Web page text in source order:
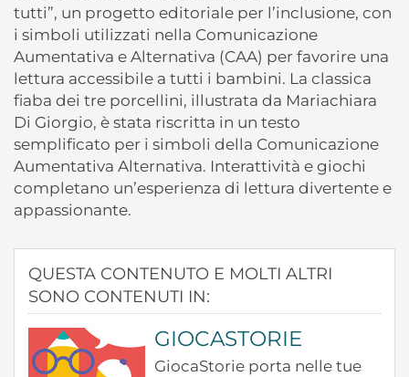
tutti”, un progetto editoriale per l’inclusione, con
i simboli utilizzati nella Comunicazione
Aumentativa e Alternativa (CAA) per favorire una
lettura accessibile a tutti i bambini. La classica
fiaba dei tre porcellini, illustrata da Mariachiara
Di Giorgio, è stata riscritta in un testo
semplificato per i simboli della Comunicazione
Aumentativa Alternativa. Interattività e giochi
completano un’esperienza di lettura divertente e
appassionante.
QUESTA CONTENUTO E MOLTI ALTRI
SONO CONTENUTI IN:
GIOCASTORIE
GiocaStorie porta nelle tue